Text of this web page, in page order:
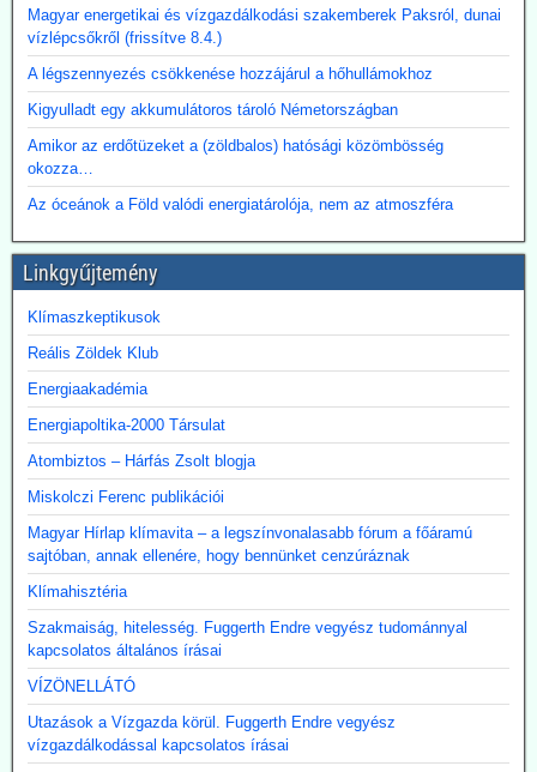
hasznosítása gazdasági és környezetvédelmi szempontból is
ígéretes elképzelés.
A főváros távhőrendszerét üzemeltető Budapesti Közművek (BKM)
több hónapig tartó tárgyalások után megbízási szerződést kötött a
BME-vel egy döntést megalapozó tanulmány közös elkészítésére a
Paksi Atomerőmű hőjének a fővárosi távfűtési rendszerbe való
eljuttatása lehetőségéről.
Magyar energetikai és vízgazdálkodási szakemberek Paksról, dunai
vízlépcsőkről (frissítve 8.4.)
A légszennyezés csökkenése hozzájárul a hőhullámokhoz
Kigyulladt egy akkumulátoros tároló Németországban
Amikor az erdőtüzeket a (zöldbalos) hatósági közömbösség
okozza…
Az óceánok a Föld valódi energiatárolója, nem az atmoszféra
Linkgyűjtemény
Klímaszkeptikusok
Reális Zöldek Klub
Energiaakadémia
Energiapoltika-2000 Társulat
Atombiztos – Hárfás Zsolt blogja
Miskolczi Ferenc publikációi
Magyar Hírlap klímavita – a legszínvonalasabb fórum a főáramú
sajtóban, annak ellenére, hogy bennünket cenzúráznak
Klímahisztéria
Szakmaiság, hitelesség. Fuggerth Endre vegyész tudománnyal
kapcsolatos általános írásai
VÍZÖNELLÁTÓ
Utazások a Vízgazda körül. Fuggerth Endre vegyész
vízgazdálkodással kapcsolatos írásai